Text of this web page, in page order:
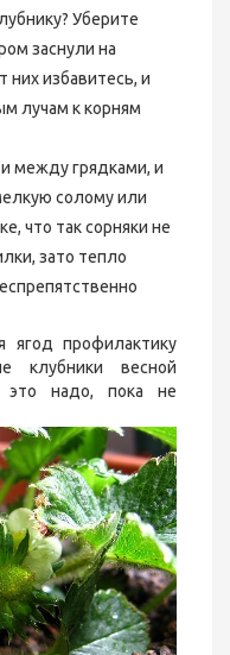
Уберите
заснули на
них избавитесь, и
лучам к корням
между грядками, и
солому или
что так сорняки не
зато тепло
профилактику
клубники весной
это надо, пока не